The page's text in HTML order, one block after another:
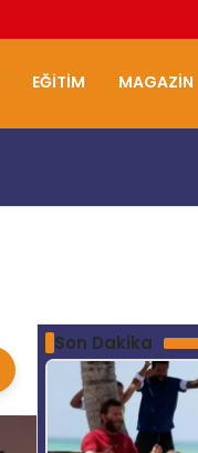
EĞITIM MAGAZIN
Son Dakika